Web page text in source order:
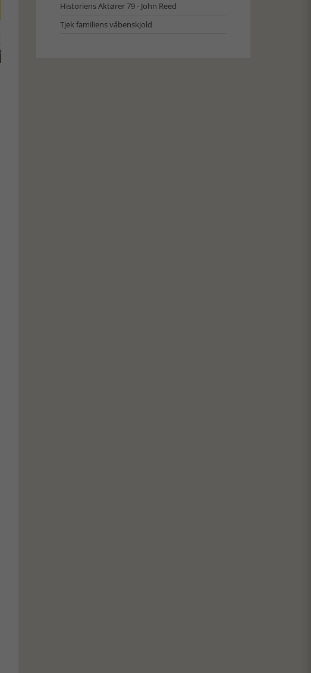
Historiens Aktører 79 - John Reed
Tjek familiens våbenskjold